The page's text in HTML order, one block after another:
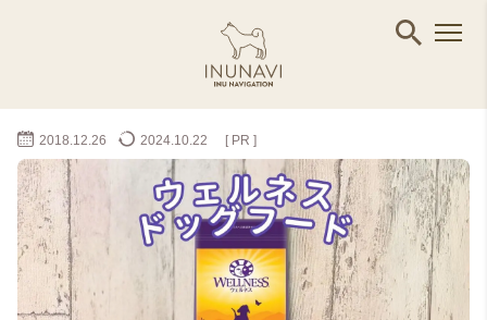
2018.12.26 2024.10.22 [ PR ]